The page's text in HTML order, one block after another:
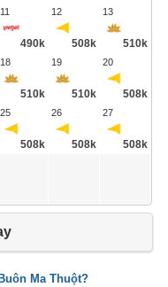
11
490k
12
508k
13
510k
18
510k
19
510k
20
508k
25
508k
26
508k
27
508k
Ma Thuột?